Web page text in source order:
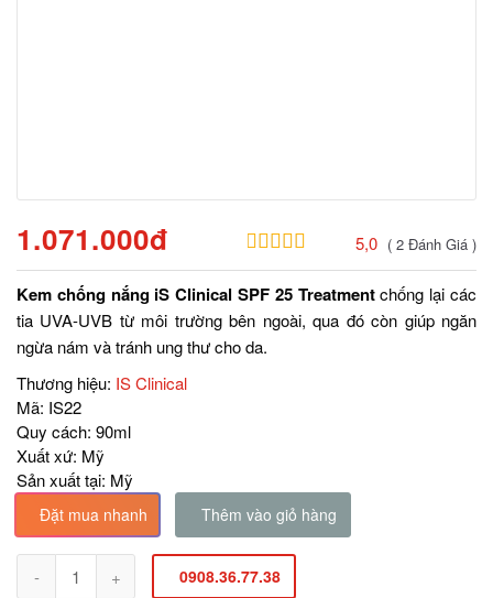
1.071.000đ 5,0 ( 2 Đánh Giá )
Kem chống nắng iS Clinical SPF 25 Treatmentchống lại các
tia UVA-UVB từ môi trường bên ngoài, qua đó còn giúp ngăn
ngừa nám và tránh ung thư cho da.
Thương hiệu: IS Clinical
Mã: IS22
Quy cách: 90ml
Xuất xứ: Mỹ
Sản xuất tại: Mỹ
Đặt mua nhanh Thêm vào giỏ hàng
0908.36.77.38